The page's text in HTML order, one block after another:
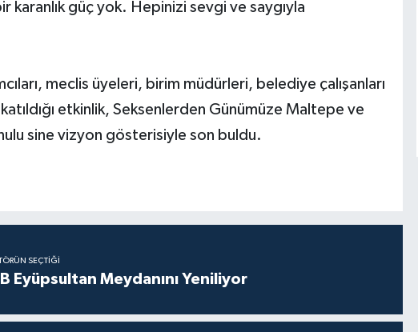
karanlık güç yok. Hepinizi sevgi ve saygıyla
meclis üyeleri, birim müdürleri, belediye çalışanları
katıldığı etkinlik, Seksenlerden Günümüze Maltepe ve
sine vizyon gösterisiyle son buldu.
SEÇTIĞI
Eyüpsultan Meydanını Yeniliyor